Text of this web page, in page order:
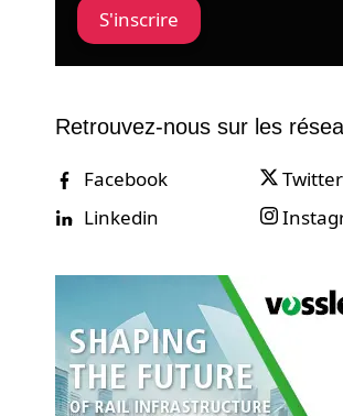
S'inscrire
Retrouvez-nous sur les
Facebook
Twitter
Linkedin